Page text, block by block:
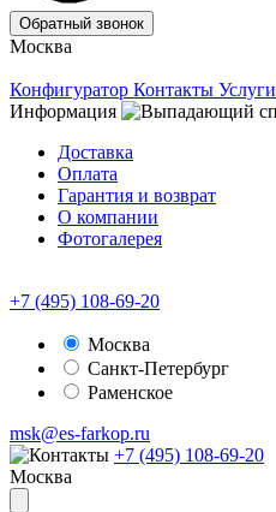
Обратный звонок
Москва
Конфигуратор Контакты Услуги
Информация
Доставка
Оплата
Гарантия и возврат
О компании
Фотогалерея
+7 (495) 108-69-20
Москва
Санкт-Петербург
Раменское
msk@es-farkop.ru
+7 (495) 108-69-20
Москва